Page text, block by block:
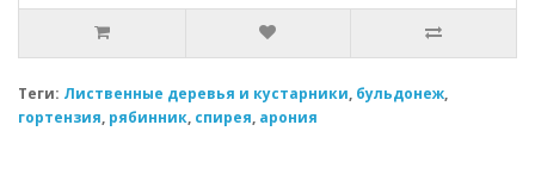
Теги: Лиственные деревья и кустарники, бульдонеж,
гортензия, рябинник, спирея, арония